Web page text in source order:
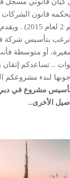
قانون الشركات
(القانون
ترغب بتأسيس شركة
أو متوسطة فأنت
.. تساعدكم إتقان
لبدء
لتأسيس مشروع في
الأخرى..